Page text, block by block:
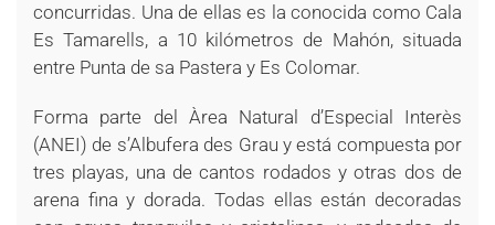
concurridas. Una de ellas es la conocida como Cala
Es Tamarells, a 10 kilómetros de Mahón, situada
entre Punta de sa Pastera y Es Colomar.
Forma parte del Àrea Natural d’Especial Interès
(ANEI) de s’Albufera des Grau y está compuesta por
tres playas, una de cantos rodados y otras dos de
arena fina y dorada. Todas ellas están decoradas